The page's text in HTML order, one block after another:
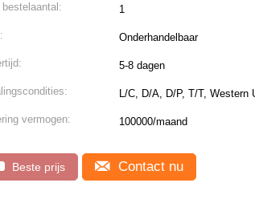
bestelaantal: 1
Onderhandelbaar
5-8 dagen
L/C, D/A, D/P, T/T, Western
vermogen: 100000/maand
Beste prijs Contact nu